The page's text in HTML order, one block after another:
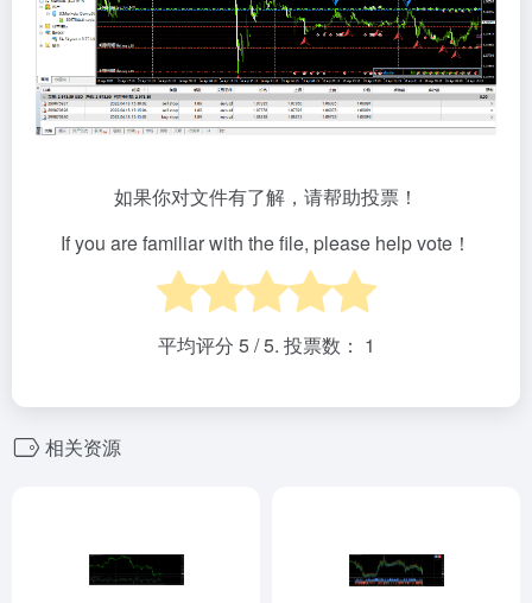
如果你对文件有了解，请帮助投票！
If you are familiar with the file, please help vote！
平均评分 5/ 5. 投票数： 1
相关资源